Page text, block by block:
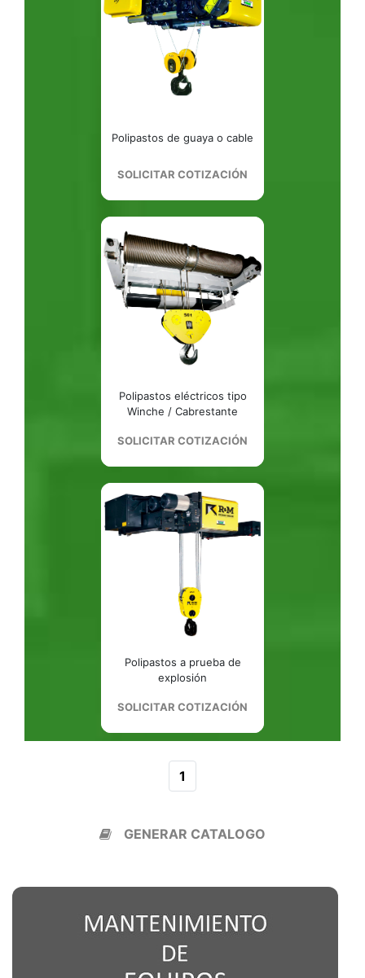
Polipastos de guaya o cable
SOLICITAR COTIZACIÓN
Polipastos eléctricos tipo
Winche / Cabrestante
SOLICITAR COTIZACIÓN
Polipastos a prueba de
explosión
SOLICITAR COTIZACIÓN
1
GENERAR CATALOGO